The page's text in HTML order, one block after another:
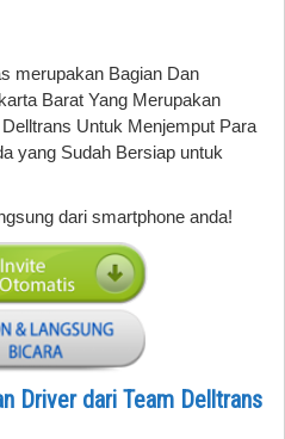
merupakan Bagian Dan
Barat Yang Merupakan
Untuk Menjemput Para
yang Sudah Bersiap untuk
dari smartphone anda!
Driver dari Team Delltrans